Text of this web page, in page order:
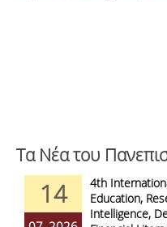
Τα Νέα του
14
4th
Education,
Intelligence,